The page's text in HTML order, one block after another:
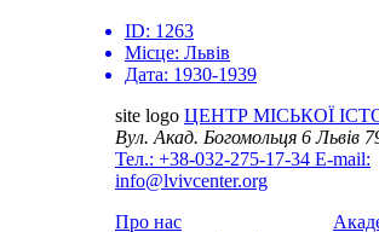
ID: 1263
Місце: Львів
Дата: 1930-1939
site logo ЦЕНТР МІСЬКОЇ
Вул. Акад. Богомольця 6Львів
Тел.: +38-032-275-17-34 E-mail:
info@lvivcenter.org
Про нас